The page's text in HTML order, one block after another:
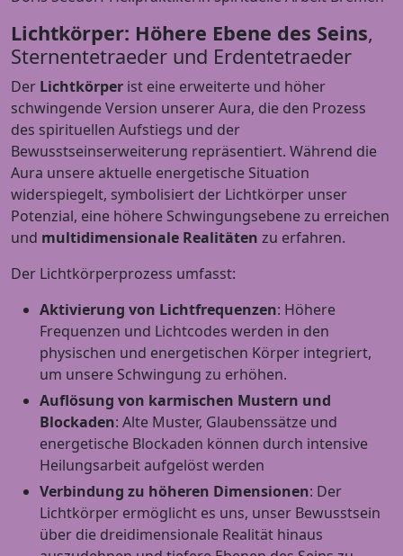
Lichtkörper: Höhere Ebene des Seins,
Sternentetraeder und Erdentetraeder
Der Lichtkörper ist eine erweiterte und höher
schwingende Version unserer Aura, die den Prozess
des spirituellen Aufstiegs und der
Bewusstseinserweiterung repräsentiert. Während die
Aura unsere aktuelle energetische Situation
widerspiegelt, symbolisiert der Lichtkörper unser
Potenzial, eine höhere Schwingungsebene zu erreichen
und multidimensionale Realitäten zu erfahren.
Der Lichtkörperprozess umfasst:
Aktivierung von Lichtfrequenzen: Höhere
Frequenzen und Lichtcodes werden in den
physischen und energetischen Körper integriert,
um unsere Schwingung zu erhöhen.
Auflösung von karmischen Mustern und
Blockaden: Alte Muster, Glaubenssätze und
energetische Blockaden können durch intensive
Heilungsarbeit aufgelöst werden
Verbindung zu höheren Dimensionen: Der
Lichtkörper ermöglicht es uns, unser Bewusstsein
über die dreidimensionale Realität hinaus